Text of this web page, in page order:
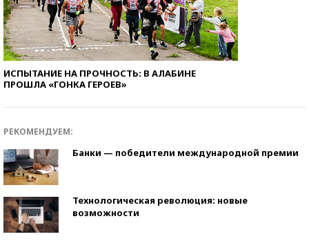
ИСПЫТАНИЕ НА ПРОЧНОСТЬ: В АЛАБИНЕ
ПРОШЛА «ГОНКА ГЕРОЕВ»
РЕКОМЕНДУЕМ:
Банки — победители международной премии
Технологическая революция: новые
возможности